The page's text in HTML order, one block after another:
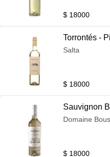
$ 18000
Torrontés -
Salta
$ 18000
Sauvignon
Domaine
$ 18000